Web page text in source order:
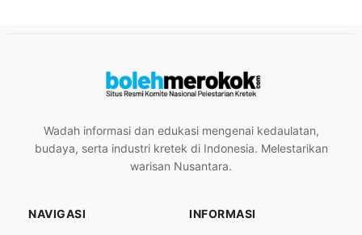
Wadah informasi dan edukasi mengenai kedaulatan,
budaya, serta industri kretek di Indonesia. Melestarikan
warisan Nusantara.
NAVIGASI INFORMASI